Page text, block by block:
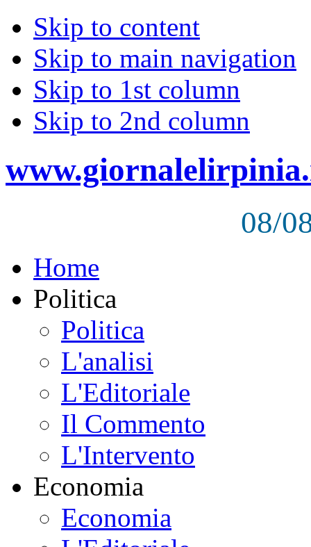
Skip to content
Skip to main navigation
Skip to 1st column
Skip to 2nd column
08/
Home
Politica
Politica
L'analisi
L'Editoriale
Il Commento
L'Intervento
Economia
Economia